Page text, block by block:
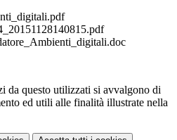
da questo utilizzati si avvalgono di
ed utili alle finalità illustrate nella